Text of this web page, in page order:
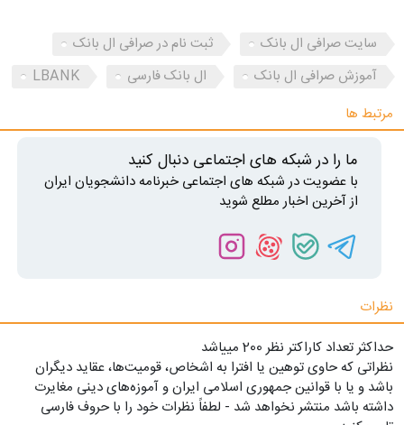
سایت صرافی ال بانک
ثبت نام در صرافی ال بانک
آموزش صرافی ال بانک
ال بانک فارسی
LBANK
مرتبط ها
ما را در شبکه های اجتماعی دنبال کنید
با عضویت در شبکه های اجتماعی خبرنامه دانشجویان ایران
از آخرین اخبار مطلع شوید
نظرات
حداکثر تعداد کاراکتر نظر 200 ميياشد
نظراتی که حاوی توهین یا افترا به اشخاص، قومیت‌ها، عقاید دیگران
باشد و یا با قوانین جمهوری اسلامی ایران و آموزه‌های دینی مغایرت
داشته باشد منتشر نخواهد شد - لطفاً نظرات خود را با حروف فارسی